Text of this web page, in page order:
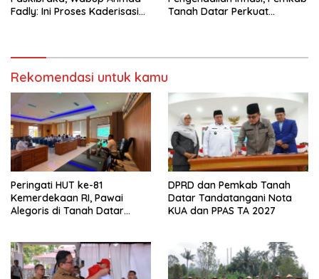
Fadly: Ini Proses Kaderisasi
Tanah Datar Perkuat
Rekomendasi untuk kamu
Peringati HUT ke-81
Kemerdekaan RI, Pawai
Alegoris di Tanah Datar
DPRD dan Pemkab Tanah
Datar Tandatangani Nota
KUA dan PPAS TA 2027